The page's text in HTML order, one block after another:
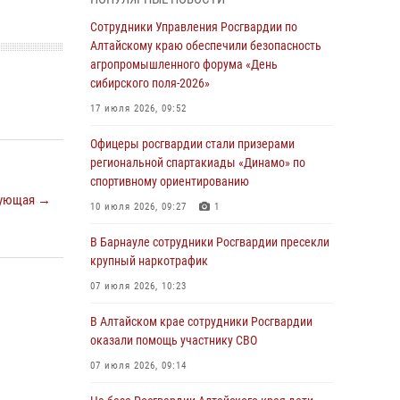
→
бойцы ОМОН «Алтай» провели военно-
патриотическое мероприятие для детей в
лагере «Звёздный»
05 июля 2026, 11:13
Росгвардия Алтайского края приняла участие
храбрости»
04 июля 2026, 11:09
Сотрудники Росгвардии провели встречу с
«Каникулы с Росгвардией»
03 июля 2026, 04:03
провело для детей экскурсию на теплоходе в
рамках акции «Каникулы с Росгвардией»
02 июля 2026, 00:55
Сотрудники Управления Росгвардии по
Алтайскому краю обеспечили безопасность
агропромышленного форума «День
сибирского поля-2026»
17 июля 2026, 09:52
Офицеры росгвардии стали призерами
региональной спартакиады «Динамо» по
спортивному ориентированию
10 июля 2026, 09:27 1
В Барнауле сотрудники Росгвардии пресекли
крупный наркотрафик
07 июля 2026, 10:23
В Алтайском крае сотрудники Росгвардии
оказали помощь участнику СВО
07 июля 2026, 09:14